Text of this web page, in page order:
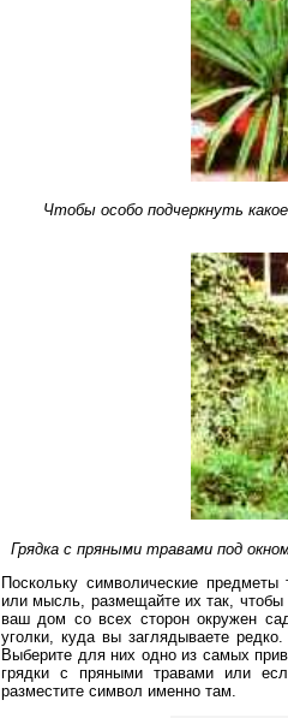
Чтобы особо подчеркнуть
Грядка с пряными травами под
Поскольку символические
или мысль, размещайте их так,
ваш дом со всех сторон окружен
уголки, куда вы заглядываете
Выберите для них одно из самых
грядки с пряными травами или
разместите символ именно там.